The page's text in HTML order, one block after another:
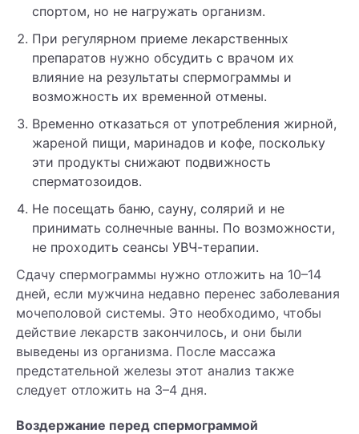
спортом, но не нагружать организм.
При регулярном приеме лекарственных
препаратов нужно обсудить с врачом их
влияние на результаты спермограммы и
возможность их временной отмены.
Временно отказаться от употребления жирной,
жареной пищи, маринадов и кофе, поскольку
эти продукты снижают подвижность
сперматозоидов.
Не посещать баню, сауну, солярий и не
принимать солнечные ванны. По возможности,
не проходить сеансы УВЧ-терапии.
Сдачу спермограммы нужно отложить на 10–14
дней, если мужчина недавно перенес заболевания
мочеполовой системы. Это необходимо, чтобы
действие лекарств закончилось, и они были
выведены из организма. После массажа
предстательной железы этот анализ также
следует отложить на 3–4 дня.
Воздержание перед спермограммой